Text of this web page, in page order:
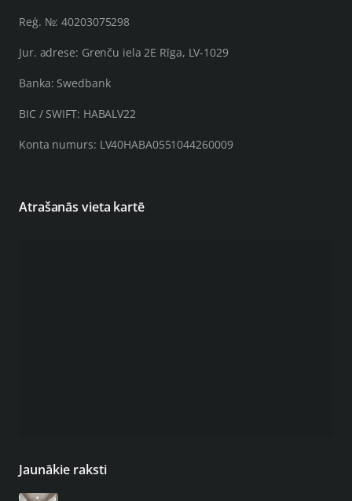
Reģ. №: 40203075298
Jur. adrese: Grenču iela 2E Rīga, LV-1029
Banka: Swedbank
BIC / SWIFT: HABALV22
Konta numurs: LV40HABA0551044260009
Atrašanās vieta kartē
Jaunākie raksti